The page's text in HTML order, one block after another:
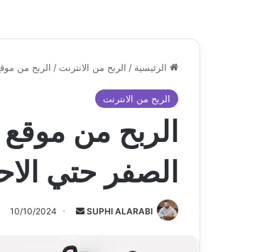
الرئيسية / الربح من الانترنت / الربح من
الربح من الانترنت
الربح من
الصفر حتي
SUPHI ALARABI
أرسل
إلكترونيا
10/10/2024